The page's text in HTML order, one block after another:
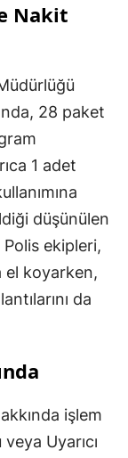
Nakit
28 paket
1 adet
düşünülen
ekipleri,
el koyarken,
da
işlem
Uyarıcı